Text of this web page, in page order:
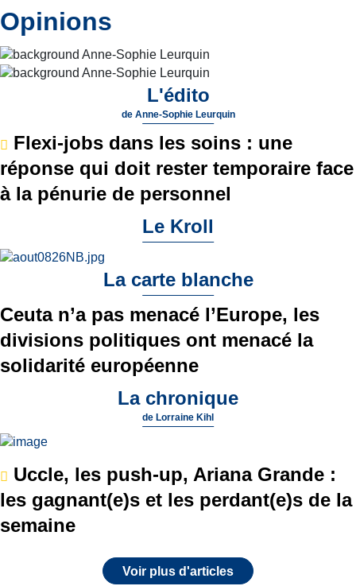
Opinions
L'édito
de Anne-Sophie Leurquin
Flexi-jobs dans les soins : une
réponse qui doit rester temporaire face
à la pénurie de personnel
Le Kroll
La carte blanche
Ceuta n’a pas menacé l’Europe, les
divisions politiques ont menacé la
solidarité européenne
La chronique
de Lorraine Kihl
Uccle, les push-up, Ariana Grande :
les gagnant(e)s et les perdant(e)s de la
semaine
Voir plus d'articles